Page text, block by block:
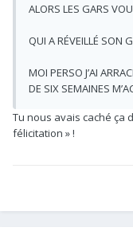
ALORS LES GARS
QUI A RÉVEILLÉ SON
MOI PERSO J’AI
DE SIX SEMAINES
Tu nous avais caché ça
félicitation » !